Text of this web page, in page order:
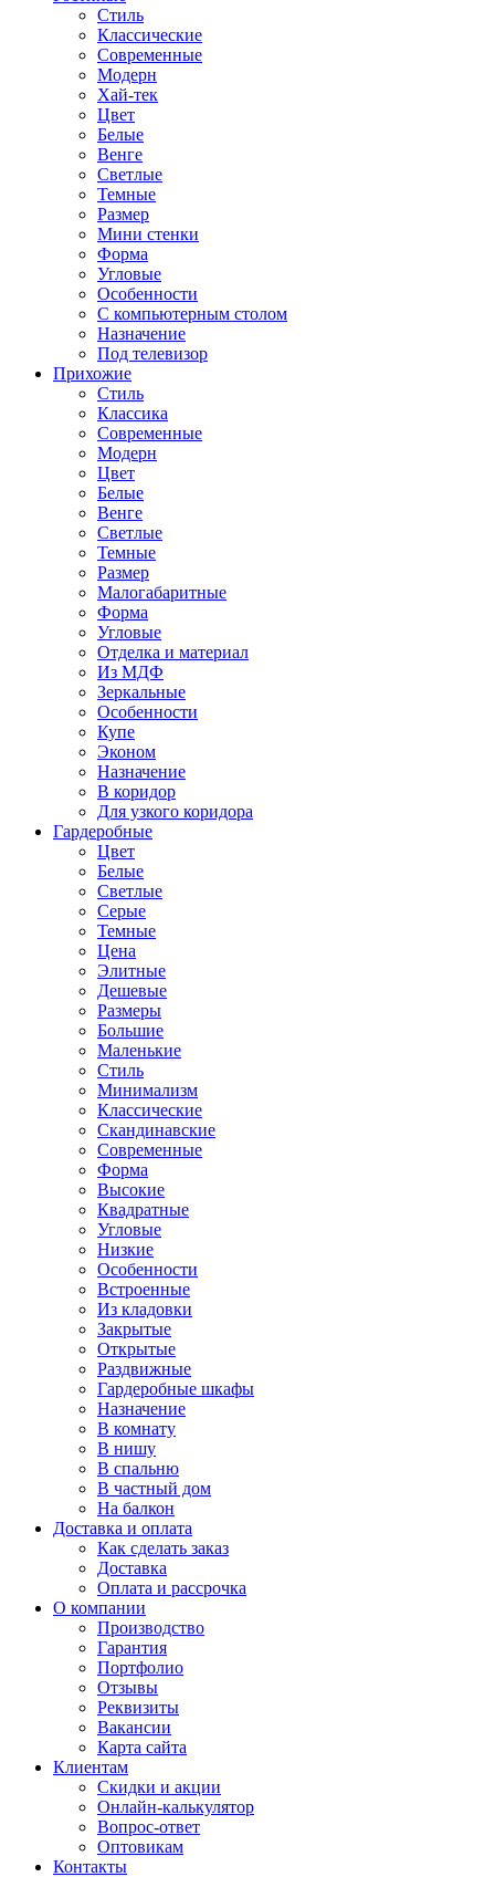
Стиль
Классические
Современные
Модерн
Хай-тек
Цвет
Белые
Венге
Светлые
Темные
Размер
Мини стенки
Форма
Угловые
Особенности
С компьютерным столом
Назначение
Под телевизор
Прихожие
Стиль
Классика
Современные
Модерн
Цвет
Белые
Венге
Светлые
Темные
Размер
Малогабаритные
Форма
Угловые
Отделка и материал
Из МДФ
Зеркальные
Особенности
Купе
Эконом
Назначение
В коридор
Для узкого коридора
Гардеробные
Цвет
Белые
Светлые
Серые
Темные
Цена
Элитные
Дешевые
Размеры
Большие
Маленькие
Стиль
Минимализм
Классические
Скандинавские
Современные
Форма
Высокие
Квадратные
Угловые
Низкие
Особенности
Встроенные
Из кладовки
Закрытые
Открытые
Раздвижные
Гардеробные шкафы
Назначение
В комнату
В нишу
В спальню
В частный дом
На балкон
Доставка и оплата
Как сделать заказ
Доставка
Оплата и рассрочка
О компании
Производство
Гарантия
Портфолио
Отзывы
Реквизиты
Вакансии
Карта сайта
Клиентам
Скидки и акции
Онлайн-калькулятор
Вопрос-ответ
Оптовикам
Контакты